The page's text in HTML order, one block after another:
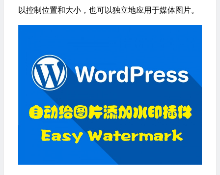
以控制位置和大小，也可以独立地应用于媒体图片。